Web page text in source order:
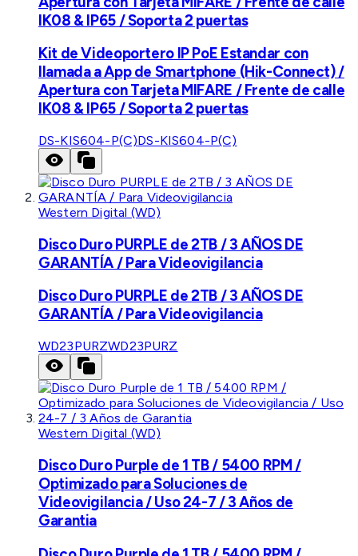
IK08 & IP65 / Soporta 2 puertas
Kit de Videoportero IP PoE Estandar con
llamada a App de Smartphone (Hik-Connect) /
Apertura con Tarjeta MIFARE / Frente de calle
IK08 & IP65 / Soporta 2 puertas
DS-KIS604-P(C)DS-KIS604-P(C)
Western Digital (WD)
Disco Duro PURPLE de 2TB / 3 AÑOS DE
GARANTÍA / Para Videovigilancia
Disco Duro PURPLE de 2TB / 3 AÑOS DE
GARANTÍA / Para Videovigilancia
WD23PURZWD23PURZ
Western Digital (WD)
Disco Duro Purple de 1 TB / 5400 RPM /
Optimizado para Soluciones de
Videovigilancia / Uso 24-7 / 3 Años de
Garantia